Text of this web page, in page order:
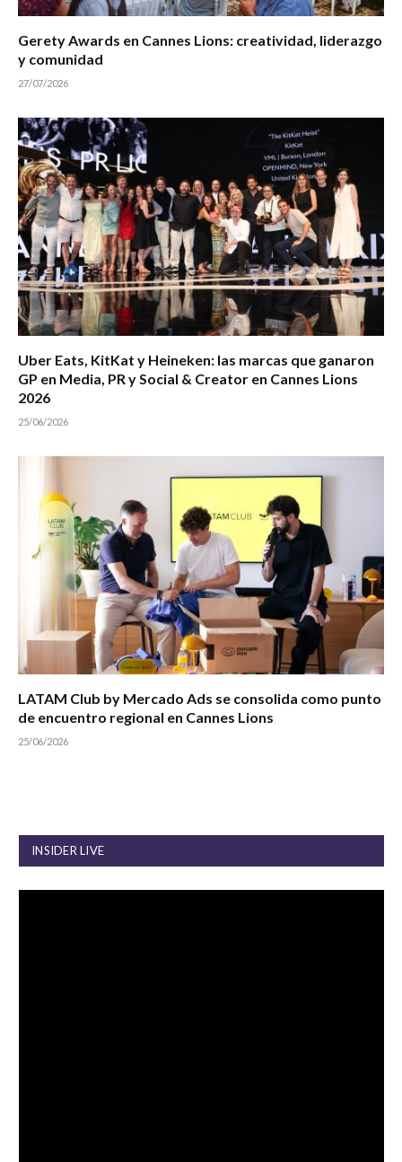
Gerety Awards en Cannes Lions: creatividad, liderazgo
y comunidad
27/07/2026
Uber Eats, KitKat y Heineken: las marcas que ganaron
GP en Media, PR y Social & Creator en Cannes Lions
2026
25/06/2026
LATAM Club by Mercado Ads se consolida como punto
de encuentro regional en Cannes Lions
25/06/2026
INSIDER LIVE